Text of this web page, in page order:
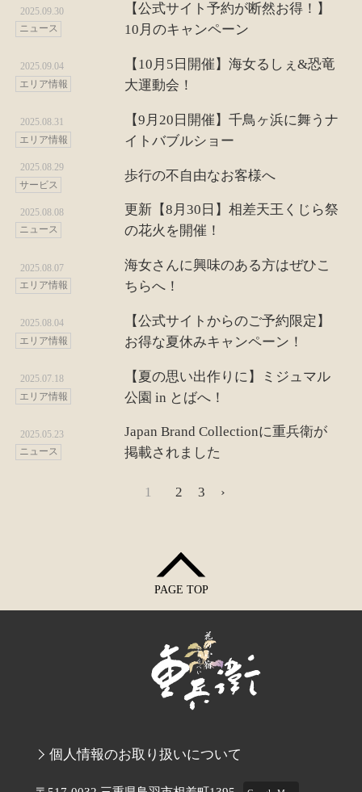
2025.09.30
ニュース
【公式サイト予約が断然お得！】
10月のキャンペーン
2025.09.04
エリア情報
【10月5日開催】海女るしぇ&恐竜
大運動会！
2025.08.31
エリア情報
【9月20日開催】千鳥ヶ浜に舞うナ
イトバブルショー
2025.08.29
サービス
歩行の不自由なお客様へ
2025.08.08
ニュース
更新【8月30日】相差天王くじら祭
の花火を開催！
2025.08.07
エリア情報
海女さんに興味のある方はぜひこ
ちらへ！
2025.08.04
エリア情報
【公式サイトからのご予約限定】
お得な夏休みキャンペーン！
2025.07.18
エリア情報
【夏の思い出作りに】ミジュマル
公園 in とばへ！
2025.05.23
ニュース
Japan Brand Collectionに重兵衛が
掲載されました
1 2 3 ›
PAGE TOP
個人情報のお取り扱いについて